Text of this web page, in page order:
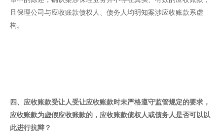
且保理公司与应收账款债权人、债务人均明知案涉应收账款系虚
构。
四、应收账款受让人受让应收账款时未严格遵守监管规定的要求，
应收账款为虚假应收账款的，应收账款债权人或债务人是否可以以
此进行抗辩？